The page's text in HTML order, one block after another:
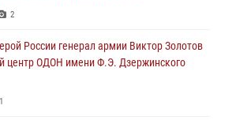
округе Росгвардии отметили
2
России генерал армии Виктор Золотов
центр ОДОН имени Ф.Э. Дзержинского
1